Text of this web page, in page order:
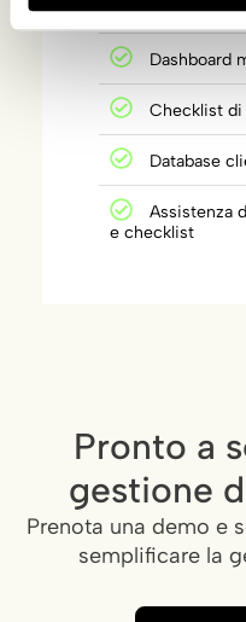
contrattualistica
Dashboard
Checklist di
Database
Assistenza
e checklist
Pronto a
gestione
Prenota una demo e
semplificare la